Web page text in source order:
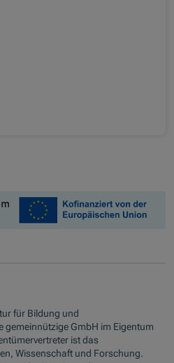
für Bildung und
gemeinnützige GmbH im Eigentum
ist das
Wissenschaft und Forschung.